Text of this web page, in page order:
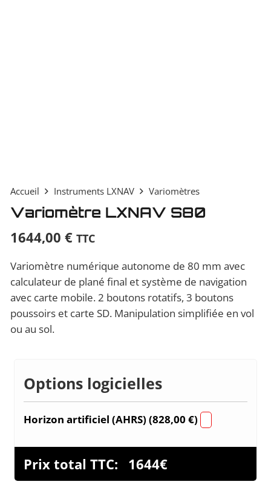
Accueil Instruments LXNAV Variomètres
Variomètre LXNAV S80
1644,00 € TTC
Variomètre numérique autonome de 80 mm avec
calculateur de plané final et système de navigation
avec carte mobile. 2 boutons rotatifs, 3 boutons
poussoirs et carte SD. Manipulation simplifiée en vol
ou au sol.
Options logicielles
Horizon artificiel (AHRS) (828,00€)
Prix total TTC: €
1644